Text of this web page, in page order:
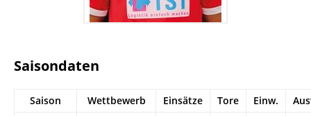
Saisondaten
Saison Wettbewerb Einsätze Tore Einw.